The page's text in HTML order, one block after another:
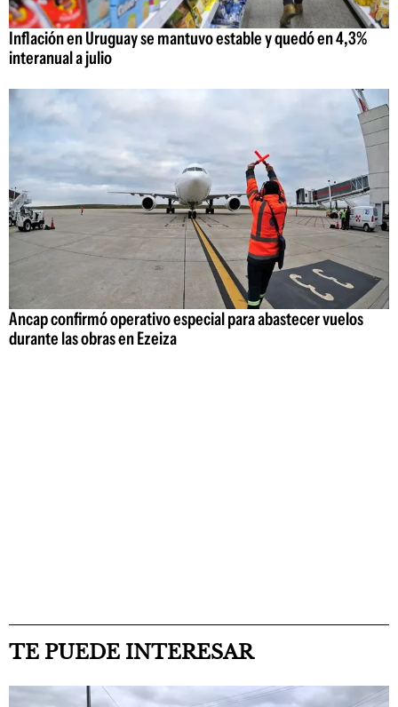
Inflación en Uruguay se mantuvo estable y quedó en 4,3%
interanual a julio
Ancap confirmó operativo especial para abastecer vuelos
durante las obras en Ezeiza
TE PUEDE INTERESAR